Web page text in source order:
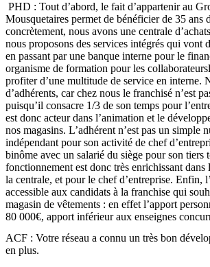
PHD : Tout d’abord, le fait d’appartenir au
Mousquetaires permet de bénéficier de 35 ans
concrètement, nous avons une centrale
nous proposons des services intégrés qui vont
en passant par une banque interne pour le
organisme de formation pour les
profiter d’une multitude de service en interne.
d’adhérents, car chez nous le franchisé n’est
puisqu’il consacre 1/3 de son temps pour
est donc acteur dans l’animation et le
nos magasins. L’adhérent n’est pas un simple
indépendant pour son activité de chef
binôme avec un salarié du siège pour son tiers
fonctionnement est donc très enrichissant dans
la centrale, et pour le chef d’entreprise. Enfin,
accessible aux candidats à la franchise qui
magasin de vêtements : en effet l’apport
80 000€, apport inférieur aux enseignes
ACF : Votre réseau a connu un très bon
en plus.